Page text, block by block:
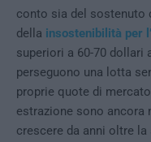
conto sia del sostenuto
della insostenibilità per
superiori a 60-70 dollari
perseguono una lotta
proprie quote di
estrazione sono ancora
crescere da anni oltre